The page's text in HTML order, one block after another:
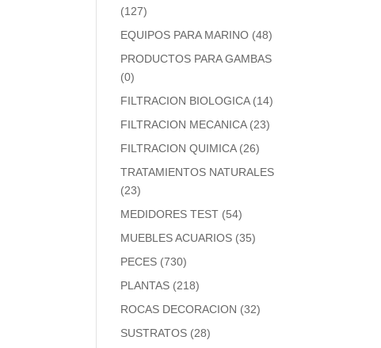
(127)
EQUIPOS PARA MARINO (48)
PRODUCTOS PARA GAMBAS
(0)
FILTRACION BIOLOGICA (14)
FILTRACION MECANICA (23)
FILTRACION QUIMICA (26)
TRATAMIENTOS NATURALES
(23)
MEDIDORES TEST (54)
MUEBLES ACUARIOS (35)
PECES (730)
PLANTAS (218)
ROCAS DECORACION (32)
SUSTRATOS (28)